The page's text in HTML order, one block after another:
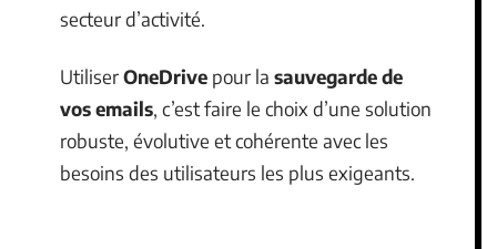
secteur d’activité.
UtiliserOneDrive pour la sauvegarde de
vos emails, c’est faire le choix d’une solution
robuste, évolutive et cohérente avec les
besoins des utilisateurs les plus exigeants.